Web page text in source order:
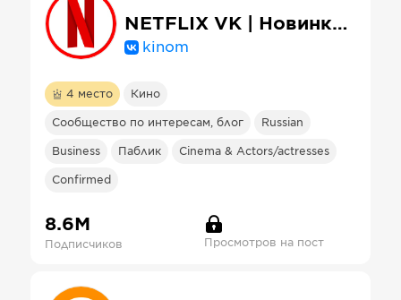
NETFLIX VK | Новинки кинo, сериалы, фильмы 2026
kinom
4 место Кино
Сообщество по интересам, блог Russian
Business Паблик Cinema & Actors/actresses
Confirmed
8.6М
Подписчиков Просмотров на пост